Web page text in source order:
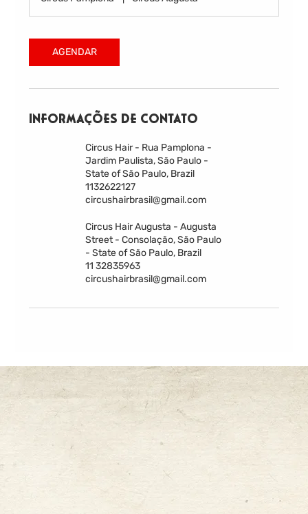
AGENDAR
INFORMAÇÕES DE CONTATO
Circus Hair - Rua Pamplona -
Jardim Paulista, São Paulo -
State of São Paulo, Brazil
1132622127
circushairbrasil@gmail.com
Circus Hair Augusta - Augusta
Street - Consolação, São Paulo
- State of São Paulo, Brazil
11 32835963
circushairbrasil@gmail.com